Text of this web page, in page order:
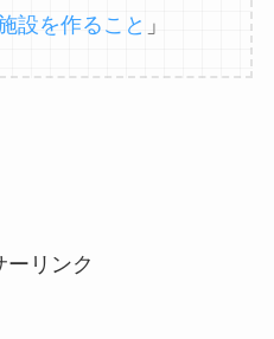
設を作ること 」
ーリンク